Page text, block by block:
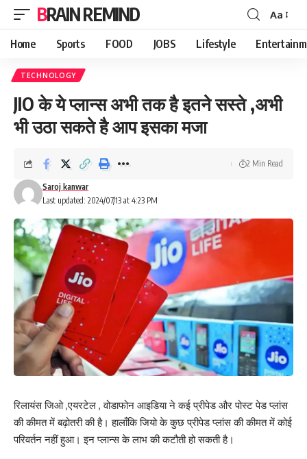
BRAIN REMIND
Font
Resizer
Aa
Home Sports FOOD JOBS Lifestyle
TECHNOLOGY
JIO के ये प्लान्स अभी तक है इतने सस्ते ,अभी
भी उठा सकते है आप इसका मजा
Last updated: 2024/07/13 at 4:23 PM
Saroj kanwar
2 Min Read
रिलायंस जिओ ,एयरटेल , वोडाफोन आइडिया ने कई प्रीपेड और पोस्ट पेड प्लांस
की कीमत में बढ़ोतरी की है। हालाँकि जियो के कुछ प्रीपेड प्लांस की कीमत में कोई
परिवर्तन नहीं हुआ। इन प्लान्स के लाभ की कटौती हो सकती है।